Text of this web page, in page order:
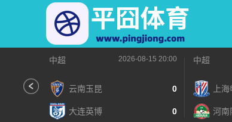
中超 2026-08-15 20:00
云南玉昆 0
大连英博 0
中超
上
河南